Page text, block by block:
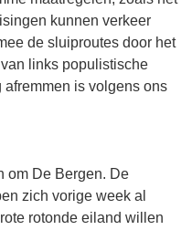
kunnen verkeer
de sluiproutes door het
links populistische
is volgens ons
om De Bergen. De
zich vorige week al
rotonde eiland willen